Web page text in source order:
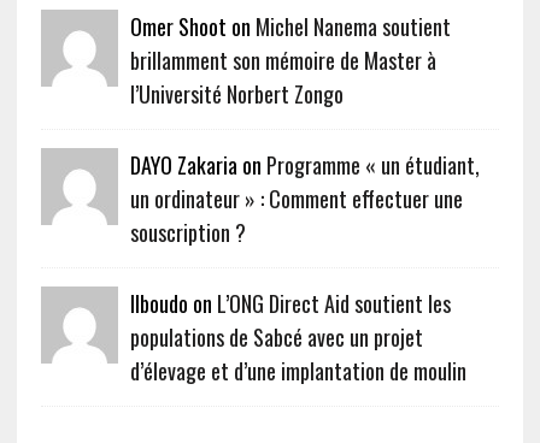
Omer Shoot on Michel Nanema soutient
brillamment son mémoire de Master à
l’Université Norbert Zongo
DAYO Zakaria on Programme « un étudiant,
un ordinateur » : Comment effectuer une
souscription ?
Ilboudo on L’ONG Direct Aid soutient les
populations de Sabcé avec un projet
d’élevage et d’une implantation de moulin